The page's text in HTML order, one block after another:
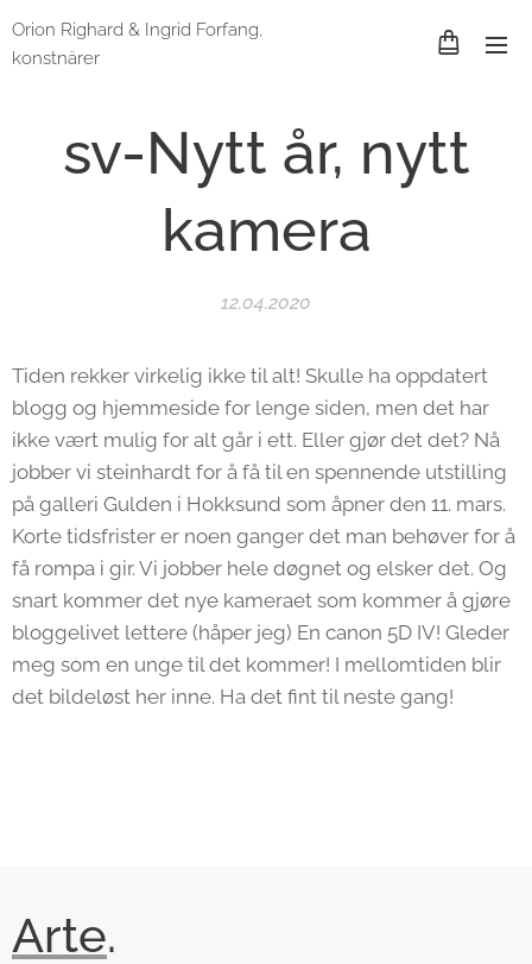
Orion Righard & Ingrid Forfang,
konstnärer
sv-Nytt år, nytt
kamera
12.04.2020
Tiden rekker virkelig ikke til alt! Skulle ha oppdatert
blogg og hjemmeside for lenge siden, men det har
ikke vært mulig for alt går i ett. Eller gjør det det? Nå
jobber vi steinhardt for å få til en spennende utstilling
på galleri Gulden i Hokksund som åpner den 11. mars.
Korte tidsfrister er noen ganger det man behøver for å
få rompa i gir. Vi jobber hele døgnet og elsker det. Og
snart kommer det nye kameraet som kommer å gjøre
bloggelivet lettere (håper jeg) En canon 5D IV! Gleder
meg som en unge til det kommer! I mellomtiden blir
det bildeløst her inne. Ha det fint til neste gang!
Arte.